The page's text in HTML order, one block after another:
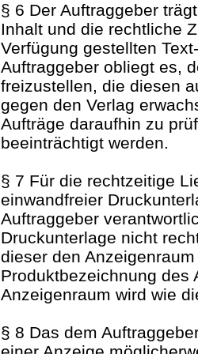
§ 6 Der Auftraggeber
Inhalt und die rechtliche
Verfügung gestellten
Auftraggeber obliegt es,
freizustellen, die diesen
gegen den Verlag
Aufträge daraufhin zu
beeinträchtigt werden.
§ 7 Für die rechtzeitige
einwandfreier
Auftraggeber
Druckunterlage nicht
dieser den
Produktbezeichnung des
Anzeigenraum wird wie
§ 8 Das dem